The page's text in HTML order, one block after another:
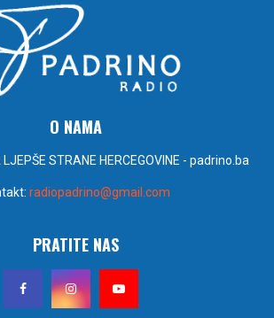
O NAMA
STRANE HERCEGOVINE - padrino.ba
radiopadrino@gmail.com
PRATITE NAS